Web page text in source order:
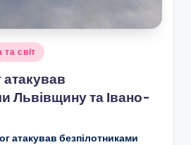
та світ
атакував
Львівщину та Івано-
атакував безпілотниками